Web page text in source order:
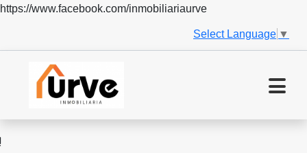
https://www.facebook.com/inmobiliariaurve
Select Language ▼